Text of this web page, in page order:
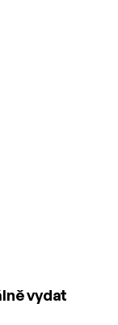
vydat